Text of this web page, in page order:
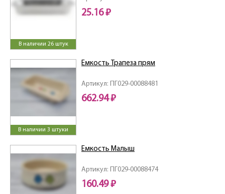
В наличии 26 штук
25.16 ₽
В наличии 3 штуки
Артикул: ПГ029-00088481
Емкость Трапеза прям
662.94 ₽
Артикул: ПГ029-00088474
Емкость Малыш
160.49 ₽